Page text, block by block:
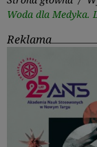
Woda dla Medyka.
Reklama